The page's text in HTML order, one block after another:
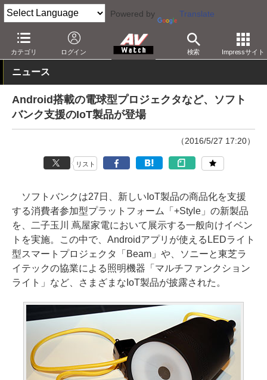
Powered by Translate
カテゴリ ログイン 検索 Impressサイト
AV Watch 製品 プロジェクタ
ニュース
Android搭載の電球型プロジェクタなど、ソフト
バンク支援のIoT製品が登場
（2016/5/27 17:20）
リスト
ソフトバンクは27日、新しいIoT製品の商品化を支援
する消費者参加型プラットフォーム「+Style」の新製品
を、二子玉川 蔦屋家電において展示する一般向けイベン
トを実施。この中で、Androidアプリが使えるLEDライト
型スマートプロジェクタ「Beam」や、ソニーと東芝ラ
イテックの協業による照明機器「マルチファンクション
ライト」など、さまざまなIoT製品が披露された。